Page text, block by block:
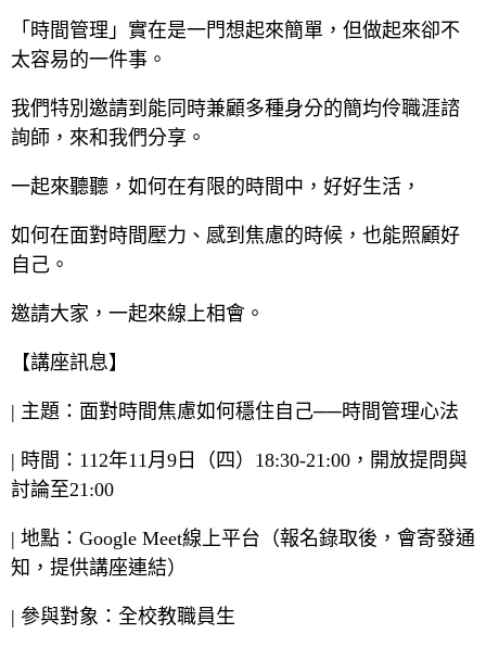
「時間管理」實在是一門想起來簡單，但做起來卻不
太容易的一件事。
我們特別邀請到能同時兼顧多種身分的簡均伶職涯諮
詢師，來和我們分享。
一起來聽聽，如何在有限的時間中，好好生活，
如何在面對時間壓力、感到焦慮的時候，也能照顧好
自己。
邀請大家，一起來線上相會。
【講座訊息】
| 主題：面對時間焦慮如何穩住自己──時間管理心法
| 時間：112年11月9日（四）18:30-21:00，開放提問與
討論至21:00
| 地點：Google Meet線上平台（報名錄取後，會寄發通
知，提供講座連結）
| 參與對象：全校教職員生